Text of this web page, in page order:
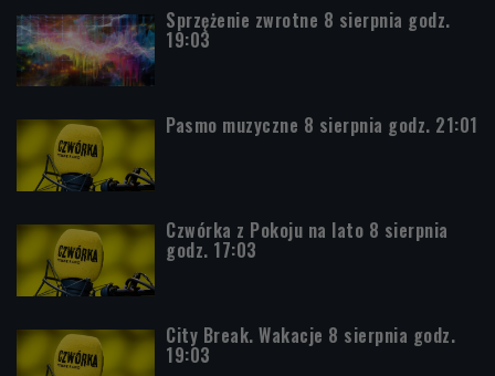
Sprzężenie zwrotne 8 sierpnia godz.
19:03
Pasmo muzyczne 8 sierpnia godz. 21:01
Czwórka z Pokoju na lato 8 sierpnia
godz. 17:03
City Break. Wakacje 8 sierpnia godz.
19:03